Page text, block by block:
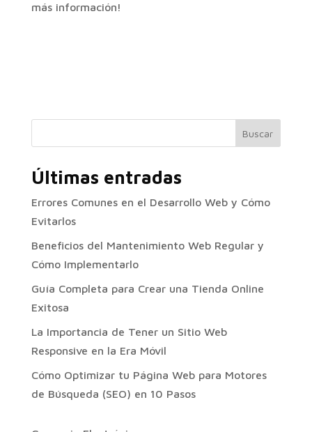
más información!
Buscar
Últimas entradas
Errores Comunes en el Desarrollo Web y Cómo
Evitarlos
Beneficios del Mantenimiento Web Regular y
Cómo Implementarlo
Guía Completa para Crear una Tienda Online
Exitosa
La Importancia de Tener un Sitio Web
Responsive en la Era Móvil
Cómo Optimizar tu Página Web para Motores
de Búsqueda (SEO) en 10 Pasos